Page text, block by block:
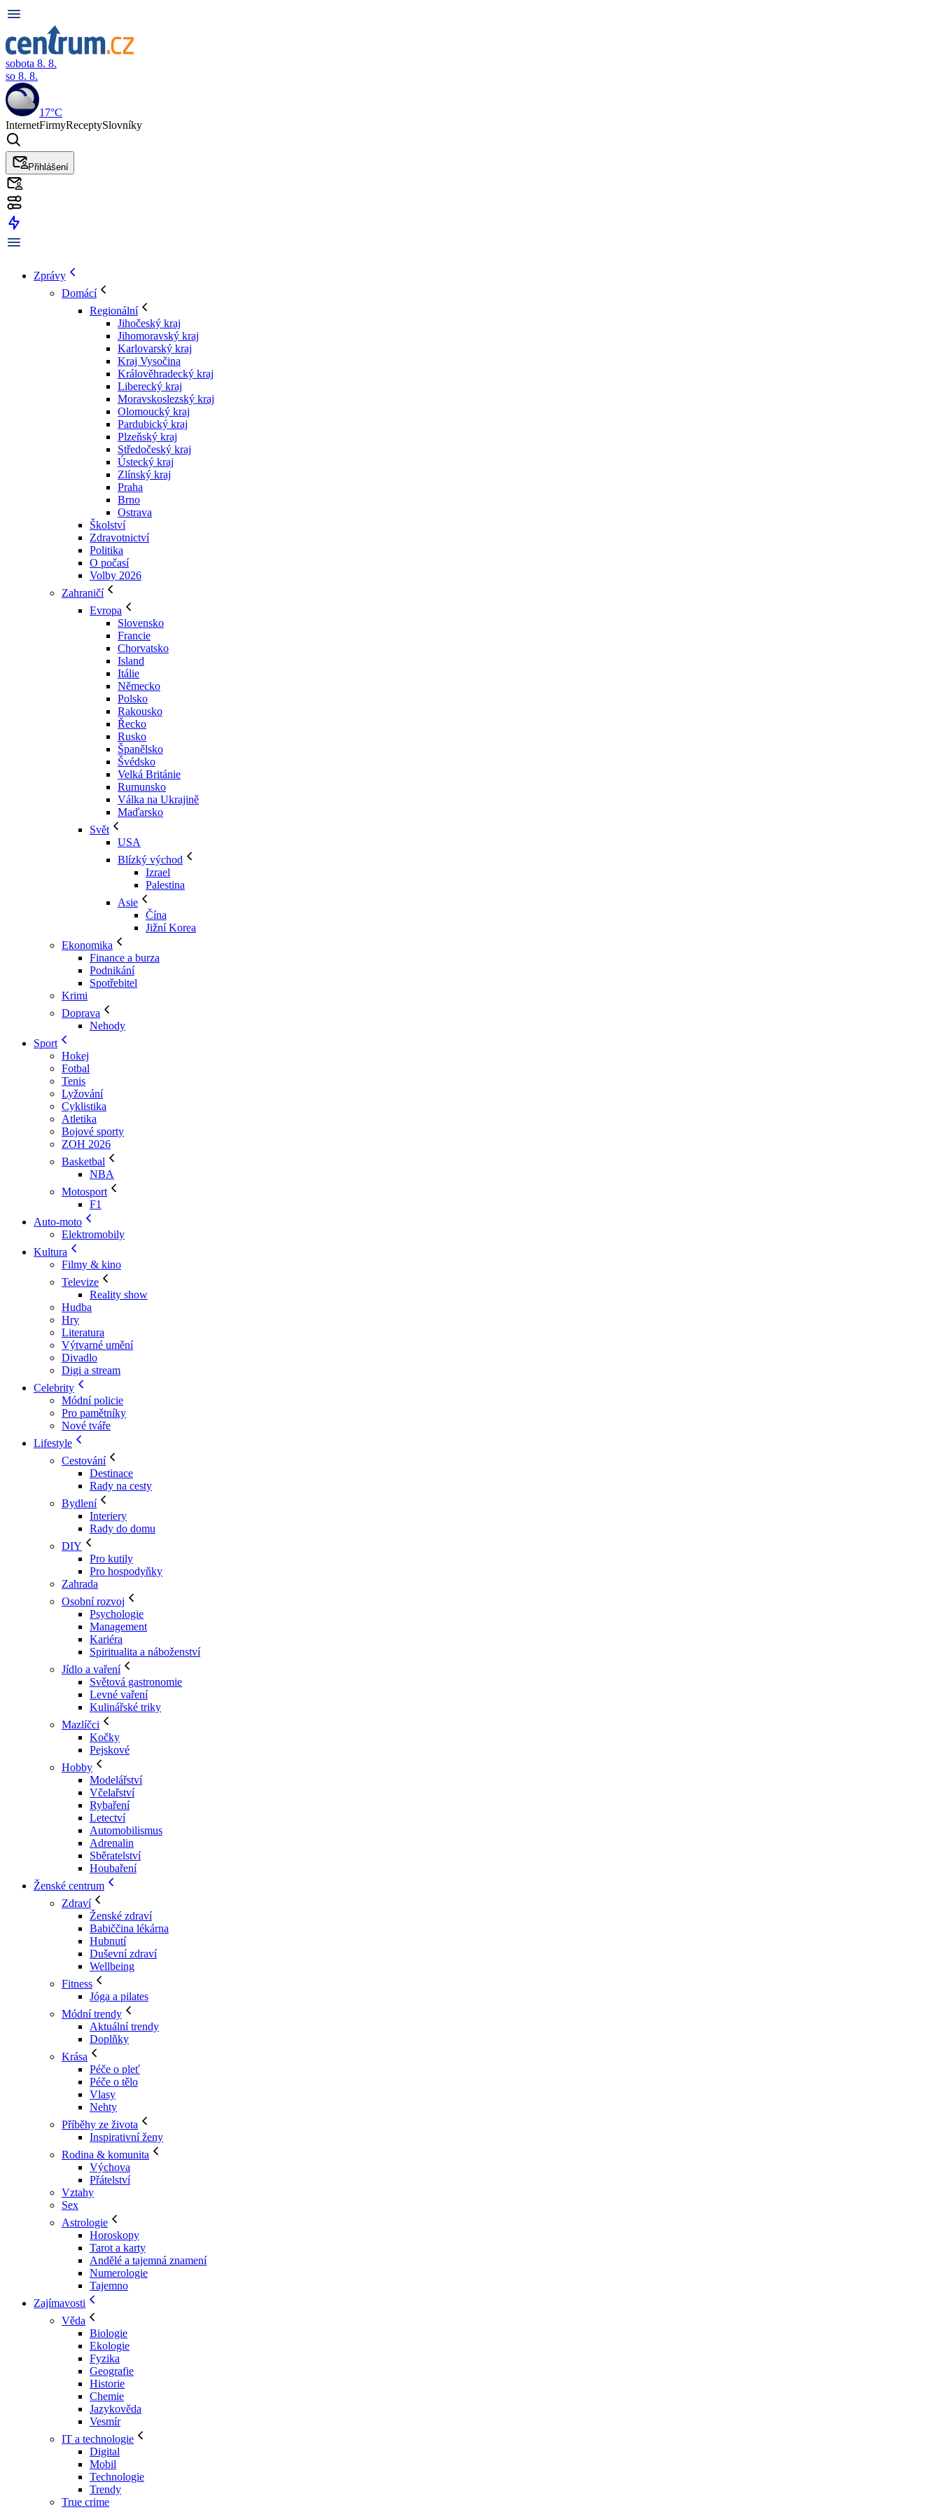
sobota 8. 8.
so 8. 8.
17°C
InternetFirmyReceptySlovníky
Přihlášení
Zprávy
Domácí
Regionální
Jihočeský kraj
Jihomoravský kraj
Karlovarský kraj
Kraj Vysočina
Králověhradecký kraj
Liberecký kraj
Moravskoslezský kraj
Olomoucký kraj
Pardubický kraj
Plzeňský kraj
Středočeský kraj
Ústecký kraj
Zlínský kraj
Praha
Brno
Ostrava
Školství
Zdravotnictví
Politika
O počasí
Volby 2026
Zahraničí
Evropa
Slovensko
Francie
Chorvatsko
Island
Itálie
Německo
Polsko
Rakousko
Řecko
Rusko
Španělsko
Švédsko
Velká Británie
Rumunsko
Válka na Ukrajině
Maďarsko
Svět
USA
Blízký východ
Izrael
Palestina
Asie
Čína
Jižní Korea
Ekonomika
Finance a burza
Podnikání
Spotřebitel
Krimi
Doprava
Nehody
Sport
Hokej
Fotbal
Tenis
Lyžování
Cyklistika
Atletika
Bojové sporty
ZOH 2026
Basketbal
NBA
Motosport
F1
Auto-moto
Elektromobily
Kultura
Filmy & kino
Televize
Reality show
Hudba
Hry
Literatura
Výtvarné umění
Divadlo
Digi a stream
Celebrity
Módní policie
Pro pamětníky
Nové tváře
Lifestyle
Cestování
Destinace
Rady na cesty
Bydlení
Interiery
Rady do domu
DIY
Pro kutily
Pro hospodyňky
Zahrada
Osobní rozvoj
Psychologie
Management
Kariéra
Spiritualita a náboženství
Jídlo a vaření
Světová gastronomie
Levné vaření
Kulinářské triky
Mazlíčci
Kočky
Pejskové
Hobby
Modelářství
Včelařství
Rybaření
Letectví
Automobilismus
Adrenalin
Sběratelství
Houbaření
Ženské centrum
Zdraví
Ženské zdraví
Babiččina lékárna
Hubnutí
Duševní zdraví
Wellbeing
Fitness
Jóga a pilates
Módní trendy
Aktuální trendy
Doplňky
Krása
Péče o pleť
Péče o tělo
Vlasy
Nehty
Příběhy ze života
Inspirativní ženy
Rodina & komunita
Výchova
Přátelství
Vztahy
Sex
Astrologie
Horoskopy
Tarot a karty
Andělé a tajemná znamení
Numerologie
Tajemno
Zajímavosti
Věda
Biologie
Ekologie
Fyzika
Geografie
Historie
Chemie
Jazykověda
Vesmír
IT a technologie
Digital
Mobil
Technologie
Trendy
True crime